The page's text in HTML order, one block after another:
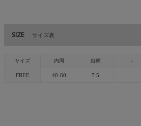
SIZE サイズ表
サイズ 内周 縦幅 -
FREE 40-60 7.5